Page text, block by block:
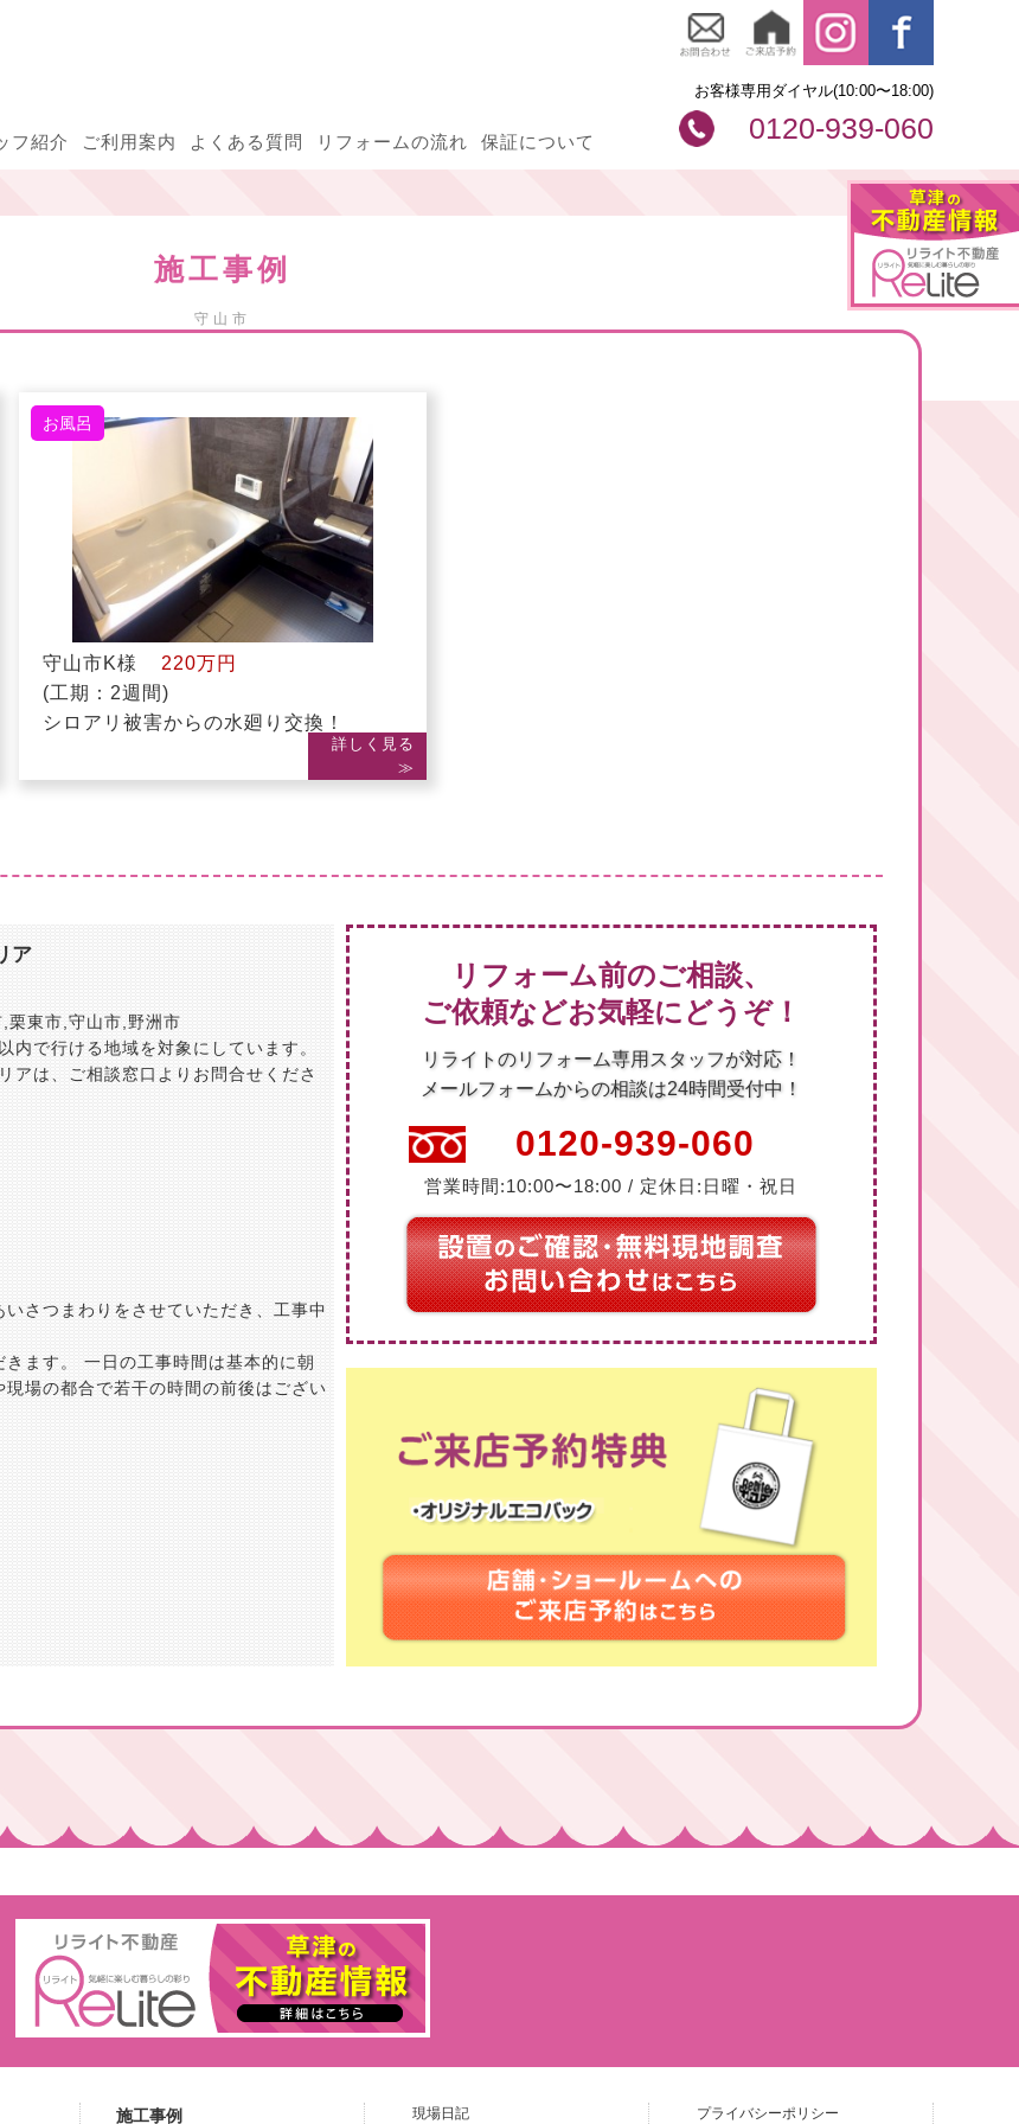
フ紹介 ご利用案内 よくある質問 リフォームの流れ 保証について
お客様専用ダイヤル(10:00〜18:00)
0120-939-060
施工事例
守山市
お風呂
守山市K様
220万円
(工期：2週間)
シロアリ被害からの水廻り交換！
詳しく見る
≫
ア
,栗東市 ,守山市 野洲市
内で行ける地域を対象にしています。
アは、ご相談窓口よりお問合せくださ
さつまわりをさせていただき、工事中
ます。 一日の工事時間は基本的に朝
場の都合で若干の時間の前後はござい
リフォーム前のご相談、
ご依頼などお気軽にどうぞ！
リライトのリフォーム専用スタッフが対応！
メールフォームからの相談は24時間受付中！
0120-939-060
営業時間:10:00〜18:00 / 定休日:日曜・祝日
施工事例 現場日記 プライバシーポリシー